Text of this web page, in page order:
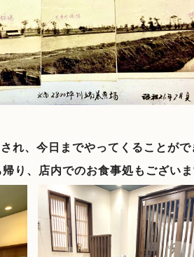
れ、今日までやってくることがで
り、店内でのお食事処もござい